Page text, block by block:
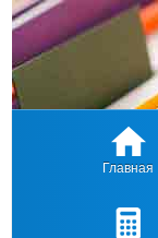
Главная